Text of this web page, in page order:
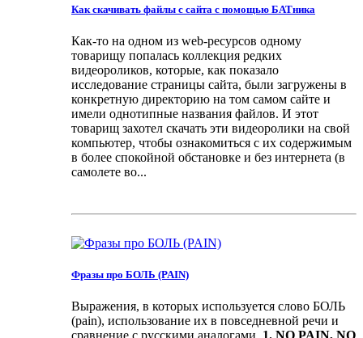
Как скачивать файлы с сайта с помощью БАТника
Как-то на одном из web-ресурсов одному
товарищу попалась коллекция редких
видеороликов, которые, как показало
исследование страницы сайта, были загружены в
конкретную директорию на том самом сайте и
имели однотипные названия файлов. И этот
товарищ захотел скачать эти видеоролики на свой
компьютер, чтобы ознакомиться с их содержимым
в более спокойной обстановке и без интернета (в
самолете во...
Фразы про БОЛЬ (PAIN)
Выражения, в которых используется слово БОЛЬ
(pain), использование их в повседневной речи и